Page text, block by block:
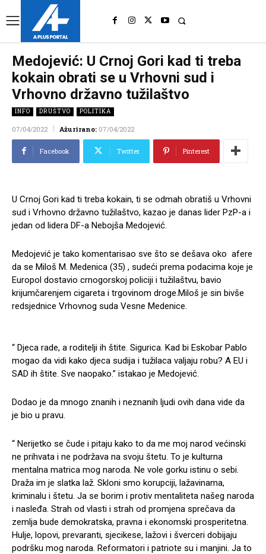
Medojević: U Crnoj Gori kad ti treba
kokain obrati se u Vrhovni sud i
Vrhovno državno tužilaštvo
INFO DRUŠTVO POLITIKA
07/04/2022 Ažurirano: 07/04/2022
Facebook Twitter Pinterest
U Crnoj Gori kad ti treba kokain, ti se odmah obratiš u Vrhovni
sud i Vrhovno državno tužilaštvo, kazao je danas lider PzP-a i
jedan od lidera DF-a Nebojša Medojević.
Medojević je tako komentarisao sve što se dešava oko afere
da se Miloš M. Medenica (35) , sudeći prema podacima koje je
Europol dostavio crnogorskoj policiji i tužilaštvu, bavio
krijumčarenjem cigareta i trgovinom droge.Miloš je sin bivše
redsjednice Vrhovnog suda Vesne Medenice.
“ Djeca rade, a roditelji ih štite. Sigurica. Kad bi Eskobar Pablo
mogao da vidi kako djeca sudija i tužilaca valjaju robu? A EU i
SAD ih štite. Sve naopako.” istakao je Medojević.
Dodao je da mnogo znanih i neznanih ljudi ovih dana vide da
je bio u pravu.
“ Nerijetko se čude i pitaju kako to da me moj narod većinski
ne prihvata i ne podržava na svoju štetu. To je kulturna
mentalna matrica mog naroda. Ne vole gorku istinu o sebi.
Draža im je slatka laž. Skloni smo korupciji, lažavinama,
kriminalu i štetu. Ja se borim i protiv mentaliteta našeg naroda
i nasleđa. Strah od vlasti i strah od promjena sprečava da
zemlja bude demokratska, pravna i ekonomski prosperitetna.
Hulje, lopovi, prevaranti, sjecikese, lažovi i šverceri dobijaju
podršku mog naroda. Reformatori i patriote su i manjini. Ja to